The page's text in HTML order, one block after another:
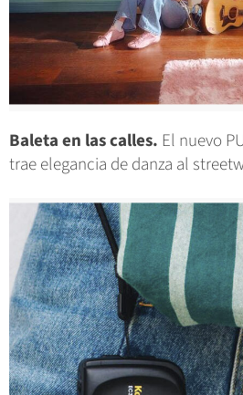
Baleta en las calles. El nuevo
trae elegancia de danza al